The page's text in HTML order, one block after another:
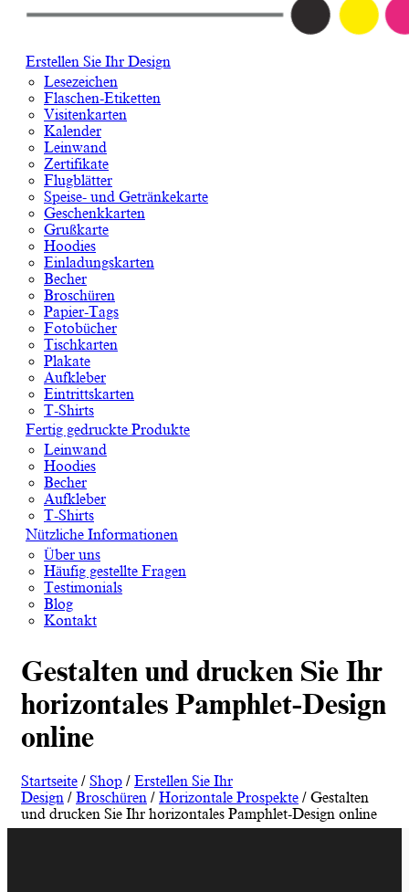
Erstellen Sie Ihr Design
Lesezeichen
Flaschen-Etiketten
Visitenkarten
Kalender
Leinwand
Zertifikate
Flugblätter
Speise- und Getränkekarte
Geschenkkarten
Grußkarte
Hoodies
Einladungskarten
Becher
Broschüren
Papier-Tags
Fotobücher
Tischkarten
Plakate
Aufkleber
Eintrittskarten
T-Shirts
Fertig gedruckte Produkte
Leinwand
Hoodies
Becher
Aufkleber
T-Shirts
Nützliche Informationen
Über uns
Häufig gestellte Fragen
Testimonials
Blog
Kontakt
Gestalten und drucken Sie Ihr
horizontales Pamphlet-Design
online
Startseite / Shop / Erstellen Sie Ihr
Design / Broschüren / Horizontale Prospekte / Gestalten
und drucken Sie Ihr horizontales Pamphlet-Design online